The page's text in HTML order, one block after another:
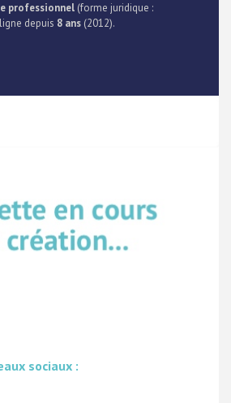
professionnel (forme juridique :
depuis 8 ans (2012).
sociaux :